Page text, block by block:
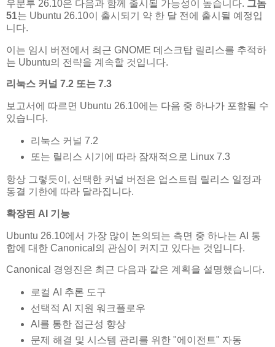
우분투 26.10은 다음과 함께 출시될 가능성이 높습니다. 그놈
51는 Ubuntu 26.10이 출시되기 약 한 달 전에 출시될 예정입
니다.
이는 임시 버전에서 최근 GNOME 데스크탑 릴리스를 추적하
는 Ubuntu의 전략을 계속할 것입니다.
리눅스 커널 7.2 또는 7.3
보고서에 따르면 Ubuntu 26.10에는 다음 중 하나가 포함될 수
있습니다.
리눅스 커널 7.2
또는 릴리스 시기에 따라 잠재적으로 Linux 7.3
항상 그렇듯이, 선택한 커널 버전은 업스트림 릴리스 일정과
동결 기한에 따라 달라집니다.
확장된 AI 기능
Ubuntu 26.10에서 가장 많이 논의되는 측면 중 하나는 AI 통
합에 대한 Canonical의 관심이 커지고 있다는 것입니다.
Canonical 경영진은 최근 다음과 같은 계획을 설명했습니다.
로컬 AI 추론 도구
선택적 AI 지원 워크플로우
AI를 통한 접근성 향상
문제 해결 및 시스템 관리를 위한 "에이전트" 자동